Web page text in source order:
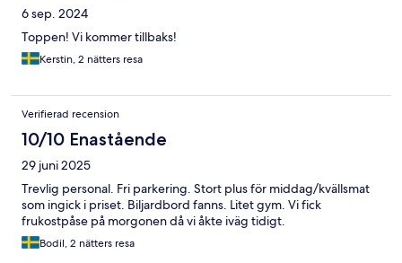
6 sep. 2024
Toppen! Vi kommer tillbaks!
Kerstin, 2 nätters resa
Verifierad recension
10/10 Enastående
29 juni 2025
Trevlig personal. Fri parkering. Stort plus för middag/kvällsmat
som ingick i priset. Biljardbord fanns. Litet gym. Vi fick
frukostpåse på morgonen då vi åkte iväg tidigt.
Bodil, 2 nätters resa